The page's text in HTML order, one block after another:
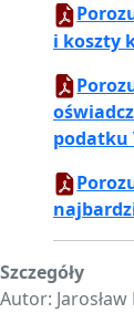
i koszty
podatku
Szczegóły
Autor: